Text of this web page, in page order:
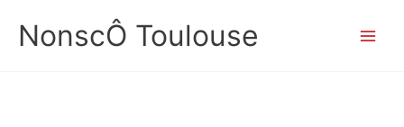
contenu
NonscÔ Toulouse